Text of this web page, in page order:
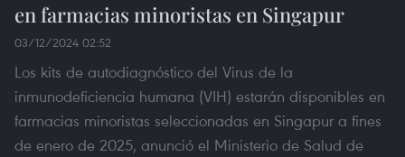
en farmacias minoristas en Singapur
03/12/2024 02:52
Los kits de autodiagnóstico del Virus de la
inmunodeficiencia humana (VIH) estarán disponibles en
farmacias minoristas seleccionadas en Singapur a fines
de enero de 2025, anunció el Ministerio de Salud de